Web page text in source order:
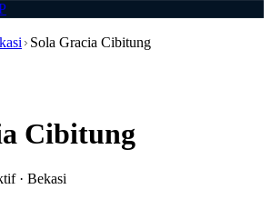
Sola Gracia Cibitung
Cibitung
· Bekasi